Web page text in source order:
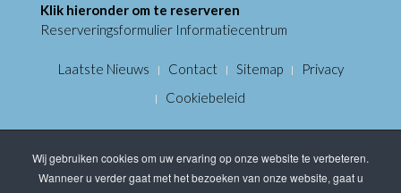
Klik hieronder om te reserveren
Reserveringsformulier Informatiecentrum
Laatste Nieuws Contact Sitemap
Privacy
Cookiebeleid
Wij gebruiken cookies om uw ervaring op onze website te verbeteren.
Wanneer u verder gaat met het bezoeken van onze website, gaat u